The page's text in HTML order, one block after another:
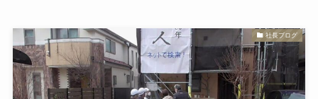
社長ブログ